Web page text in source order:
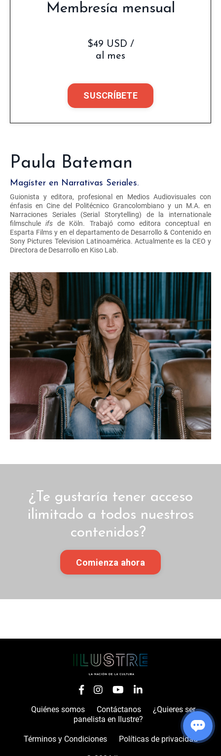
Membresía mensual
$49 USD /
al mes
SUSCRÍBETE
Paula Bateman
Magíster en Narrativas Seriales.
Guionista y editora, profesional en Medios Audiovisuales con
énfasis en Cine del Politécnico Grancolombiano y un M.A. en
Narraciones Seriales (Serial Storytelling) de la internationale
filmschuleifs de Köln. Trabajó como editora conceptual en
Esparta Films y en el departamento de Desarrollo & Contenido en
Sony Pictures Television Latinoamérica. Actualmente es la CEO y
Directora de Desarrollo en Kiso Lab.
¿Te gustaría tener acceso
ilimitado a todos nuestros
contenidos?
Comienza ahora
Quiénes somos Contáctanos
¿Quieres ser
panelista en Ilustre?
Términos y Condiciones Políticas de privacidad